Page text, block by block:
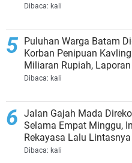
Dibaca: kali
Puluhan Warga Batam
Korban Penipuan
Miliaran Rupiah,
Jalan di Tempat?
Dibaca: kali
Jalan Gajah Mada
Selama Empat Minggu,
Rekayasa Lalu Lintasnya
Dibaca: kali